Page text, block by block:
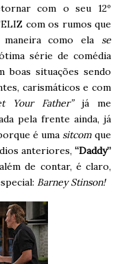
com o seu 12º
com os rumos que
como ela se
série de comédia
boas situações sendo
carismáticos e com
Your Father”já me
pela frente ainda, já
é uma sitcomque
anteriores, “Daddy”
de contar, é claro,
Barney Stinson!